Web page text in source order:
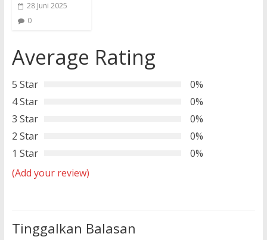
28 Juni 2025
0
Average Rating
5 Star
0%
4 Star
0%
3 Star
0%
2 Star
0%
1 Star
0%
(Add your review)
Tinggalkan Balasan